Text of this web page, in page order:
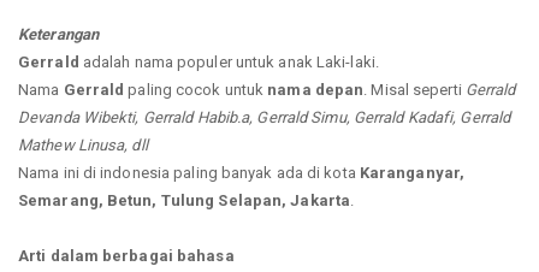
Keterangan
Gerrald adalah nama populer untuk anak Laki-laki.
Nama Gerrald paling cocok untuk nama depan . Misal seperti Gerrald
Devanda Wibekti, Gerrald Habib.a, Gerrald Simu, Gerrald Kadafi, Gerrald
Mathew Linusa, dll
Nama ini di indonesia paling banyak ada di kota Karanganyar,
Semarang, Betun, Tulung Selapan, Jakarta
Arti dalam berbagai bahasa